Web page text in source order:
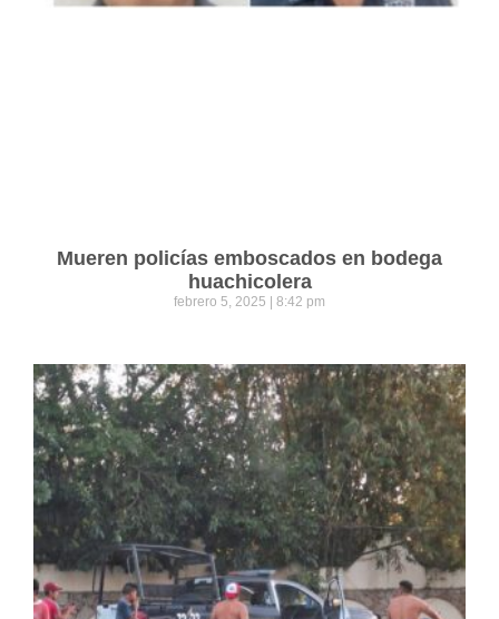
Mueren policías emboscados en bodega
huachicolera
febrero 5, 2025 8:42 pm